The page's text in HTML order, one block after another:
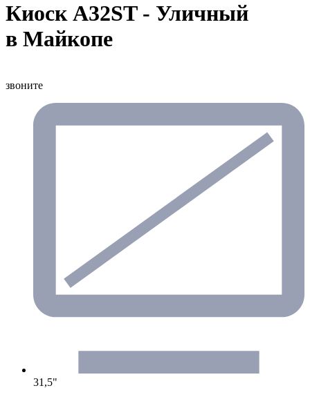
Киоск A32ST - Уличный
в Майкопе
звоните
31,5"